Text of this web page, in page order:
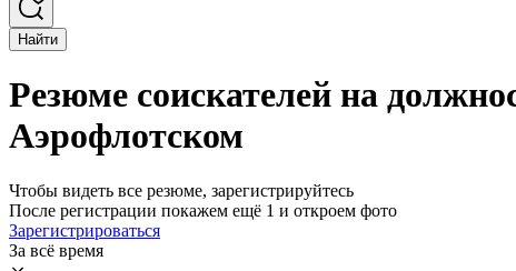
Найти
Резюме соискателей на
Аэрофлотском
Чтобы видеть все резюме, зарегистрируйтесь
После регистрации покажем ещё 1 и откроем фото
Зарегистрироваться
За всё время